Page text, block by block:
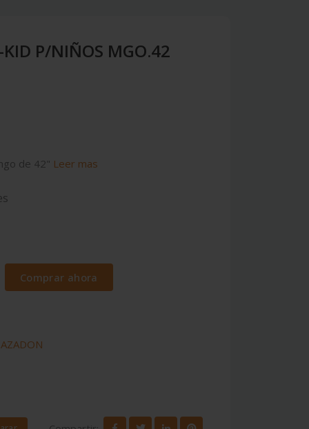
P/NIÑOS MGO.42
de 42" Leer mas
Comprar ahora
AZADON